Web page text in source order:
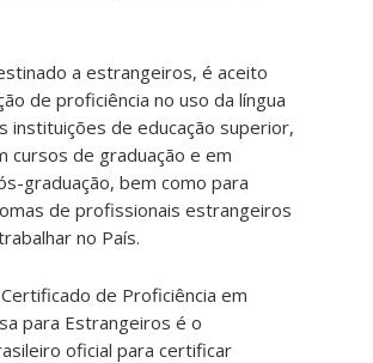
a estrangeiros, é aceito
de proficiência no uso da língua
instituições de educação superior,
cursos de graduação e em
graduação, bem como para
de profissionais estrangeiros
no País.
de Proficiência em
para Estrangeiros é o
oficial para certificar